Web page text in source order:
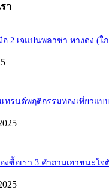
า
2 เจแปนพลาซ่า หางดง (ใ
เทรนด์พฤติกรรมท่องเที่ยวแบบ
งซื้อเรา 3 คำถามเอาชนะใจ